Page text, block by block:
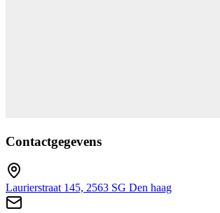
Contactgegevens
Laurierstraat 145, 2563 SG Den haag